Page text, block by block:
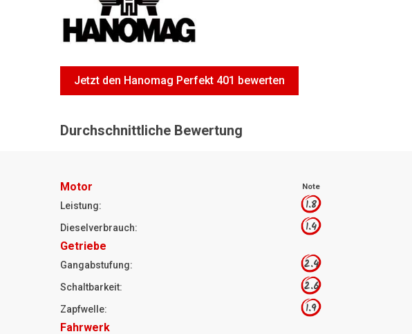
Jetzt den Hanomag Perfekt 401 bewerten
Durchschnittliche Bewertung
Motor Note
Leistung: 1.8
Dieselverbrauch: 1.4
Getriebe
Gangabstufung: 2.4
Schaltbarkeit: 2.6
Zapfwelle: 1.9
Fahrwerk